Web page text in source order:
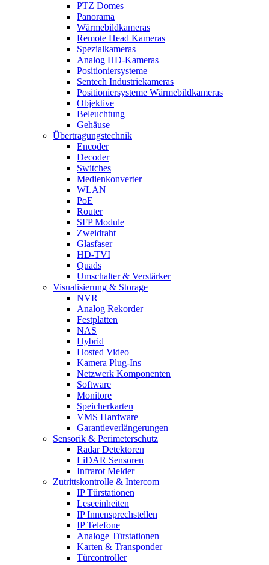
PTZ Domes
Panorama
Wärmebildkameras
Remote Head Kameras
Spezialkameras
Analog HD-Kameras
Positioniersysteme
Sentech Industriekameras
Positioniersysteme Wärmebildkameras
Objektive
Beleuchtung
Gehäuse
Übertragungstechnik
Encoder
Decoder
Switches
Medienkonverter
WLAN
PoE
Router
SFP Module
Zweidraht
Glasfaser
HD-TVI
Quads
Umschalter & Verstärker
Visualisierung & Storage
NVR
Analog Rekorder
Festplatten
NAS
Hybrid
Hosted Video
Kamera Plug-Ins
Netzwerk Komponenten
Software
Monitore
Speicherkarten
VMS Hardware
Garantieverlängerungen
Sensorik & Perimeterschutz
Radar Detektoren
LiDAR Sensoren
Infrarot Melder
Zutrittskontrolle & Intercom
IP Türstationen
Leseeinheiten
IP Innensprechstellen
IP Telefone
Analoge Türstationen
Karten & Transponder
Türcontroller